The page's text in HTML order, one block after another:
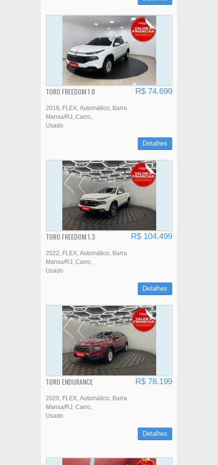
TORO FREEDOM 1.8 R$ 74.699
2018 FLEX Automático
Barra
Mansa/RJ Carro
Usado
Detalhes
TORO FREEDOM 1.3 R$ 104.499
2022 FLEX Automático
Barra
Mansa/RJ Carro
Usado
Detalhes
TORO ENDURANCE R$ 78.199
2020 FLEX Automático
Barra
Mansa/RJ Carro
Usado
Detalhes